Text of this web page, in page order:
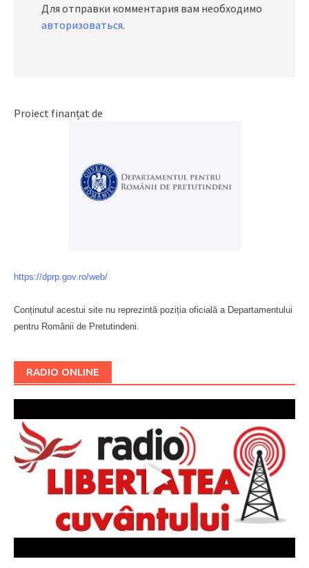
Для отправки комментария вам необходимо
авторизоваться.
Proiect finanțat de
https://dprp.gov.ro/web/
Conținutul acestui site nu reprezintă poziția oficială a Departamentului
pentru Românii de Pretutindeni.
RADIO ONLINE